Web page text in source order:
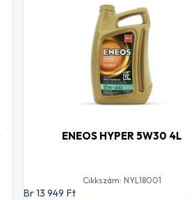
ENEOS HYPER 5W30 4L
Cikkszám: NYL18001
Br 13 949 Ft